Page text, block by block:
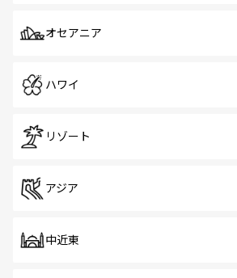
オセアニア
ハワイ
リゾート
アジア
中近東